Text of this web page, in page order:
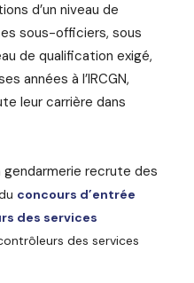
d’un niveau de
sous-officiers, sous
de qualification exigé,
années à l’IRCGN,
leur carrière dans
recrute des
concours d’entrée
des services
des services